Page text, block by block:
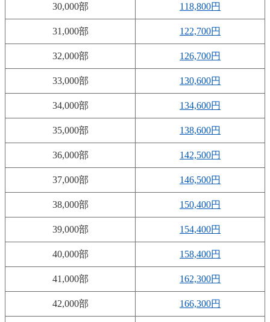
30,000部 118,800円
31,000部 122,700円
32,000部 126,700円
33,000部 130,600円
34,000部 134,600円
35,000部 138,600円
36,000部 142,500円
37,000部 146,500円
38,000部 150,400円
39,000部 154,400円
40,000部 158,400円
41,000部 162,300円
42,000部 166,300円